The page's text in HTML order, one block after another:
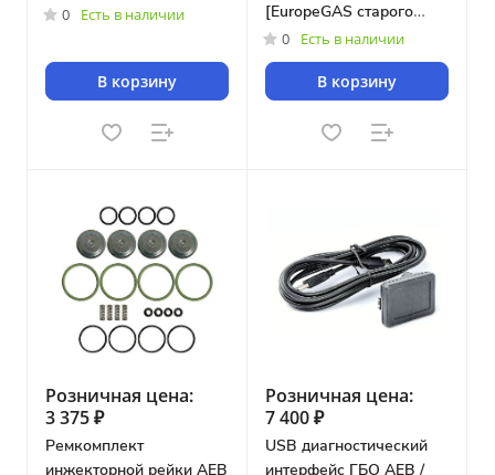
0 Есть в наличии
В корзину
[EuropeGAS старого
образца / Poletron]
0 Есть в наличии
В корзину
Розничная цена:
3 375 ₽
Ремкомплект
инжекторной рейки AEB
Розничная цена:
7 400 ₽
USB диагностический
интерфейс ГБО AEB /